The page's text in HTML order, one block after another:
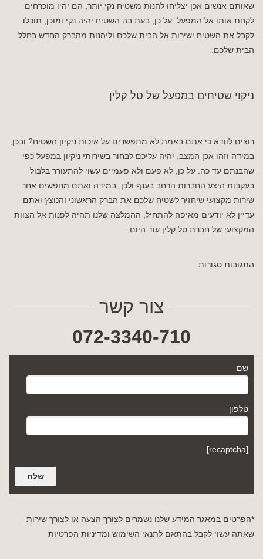
שאותם אנשים אכן יצליחו להנות משטיח נקי יותר, הם יהיו מוכרחים
לקחת אותו אל המפעל. על כן, בעת בה השטיח יהיה נקי ומוכן, תוכלו
לקבל את השטיח ישירות אל הבית שלכם וליהנות מהברק החדש בחלל
הבית שלכם.
ניקוי שטיחים במפעל של טל קלין
רוצים לוודא כי אתם באמת לא מתפשרים על איכות ניקיון השטיח? ובכן,
במידה וזהו אכן המצב, יהיה עליכם לבחור בשירותי ניקיון במפעל כפי
שהבנתם עד כה. על כן, לא פעם ולא פעמיים עשוי להתעורר בלבול
בעקבות היצע החברות הרחב בענף ולכן, במידה ואתם מחפשים אחר
שירות מקצועי שיחזיר לשטיח שלכם את הברק הראשוני והנוצץ ואתם
עדיין לא יודעים מאיפה להתחיל, ההמלצה שלנו תהיה לפנות אל הצוות
המקצועי של חברת טל קלין עוד היום.
התגובות סגורות
צור קשר
072-3340-710
שם
טלפון
[recaptcha]
*הפרטים במאגר המידע שלנו נשמרים לצורך הצעה או לצורך שירות
שאתה עשוי לקבל בהתאם לתנאי השימוש ומדיניות הפרטיות